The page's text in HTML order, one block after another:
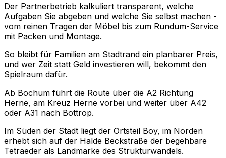
Der Partnerbetrieb kalkuliert transparent, welche
Aufgaben Sie abgeben und welche Sie selbst machen -
vom reinen Tragen der Möbel bis zum Rundum-Service
mit Packen und Montage.
So bleibt für Familien am Stadtrand ein planbarer Preis,
und wer Zeit statt Geld investieren will, bekommt den
Spielraum dafür.
Ab Bochum führt die Route über die A2 Richtung
Herne, am Kreuz Herne vorbei und weiter über A42
oder A31 nach Bottrop.
Im Süden der Stadt liegt der Ortsteil Boy, im Norden
erhebt sich auf der Halde Beckstraße der begehbare
Tetraeder als Landmarke des Strukturwandels.